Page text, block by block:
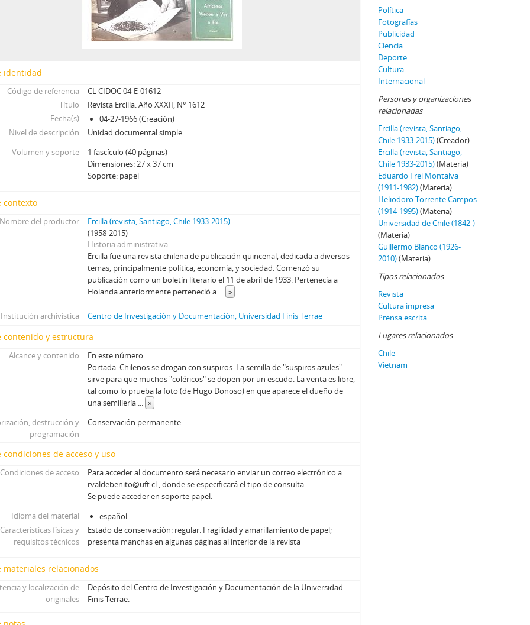
01638 - Revista Ercilla. Año XXXII, N° 1638
01639 - Revista Ercilla. Año XXXII, N° 1639
01640 - Revista Ercilla. Año XXXII, N° 1640
01643 - Revista Ercilla. Año XXXII, N° 1643
01644 - Revista Ercilla. Año XXXII, N° 1644
01645 - Revista Ercilla. Año XXXII, N° 1645
01646 - Revista Ercilla. Año XXXII, N° 1646
01647 - Revista Ercilla. Año XXXII, N° 1647
01648 - Revista Ercilla. Año XXXII, N° 1648
01649 - Revista Ercilla. Año XXXII, N° 1649
01650 - Revista Ercilla. Año XXXIII, N° 1650
01651 - Revista Ercilla. Año XXXIII, N° 1651
01652 - Revista Ercilla. Año XXXIII, N° 1652
01653 - Revista Ercilla. Año XXXIII, N° 1653
01654 - Revista Ercilla. Año XXXIII, N° 1654
01655 - Revista Ercilla. Año XXXIII, N° 1655
01656 - Revista Ercilla. Año XXXIII, N° 1656
01657 - Revista Ercilla. Año XXXIII, N° 1657
01659 - Revista Ercilla. Año XXXIII, N° 1659
01660 - Revista Ercilla. Año XXXIII, N° 1660
01662 - Revista Ercilla. Año XXXIII, N° 1662
01663 - Revista Ercilla. Año XXXIII, N° 1663
01664 - Revista Ercilla. Año XXXIII, N° 1664
01665 - Revista Ercilla. Año XXXIII, N° 1665
01666 - Revista Ercilla. Año XXXIII, N° 1666
01667 - Revista Ercilla. Año XXXIII, N° 1667
01669 - Revista Ercilla. Año XXXIII, N° 1669
01670 - Revista Ercilla. Año XXXIII, N° 1670
01671 - Revista Ercilla. Año XXXIII, N° 1671
01672 - Revista Ercilla. Año XXXIII, N° 1672
01674 - Revista Ercilla. Año XXXIII, N° 1674
01675 - Revista Ercilla. Año XXXIII, N° 1675
01676 - Revista Ercilla. Año XXXIII, N° 1676
01679 - Revista Ercilla. Año XXXIII, N° 1679
01680 - Revista Ercilla. Año XXXIII, N° 1680
identidad
Código de referencia
CL CIDOC 04-E-01612
Título
Revista Ercilla. Año XXXII, N° 1612
Fecha(s)
04-27-1966 (Creación)
Nivel de descripción
Unidad documental simple
Volumen y soporte
1 fascículo (40 páginas)
Dimensiones: 27 x 37 cm
Soporte: papel
contexto
Nombre del productor
Ercilla (revista, Santiago, Chile 1933-2015)
(1958-2015)
Historia administrativa
Ercilla fue una revista chilena de publicación quincenal, dedicada a diversos
temas, principalmente política, economía, y sociedad. Comenzó su
publicación como un boletín literario el 11 de abril de 1933. Pertenecía a
Holanda anteriormente perteneció a ... »
Institución archivística Centro de Investigación y Documentación, Universidad Finis Terrae
contenido y estructura
Alcance y contenido
En este número:
Portada: Chilenos se drogan con suspiros: La semilla de "suspiros azules"
sirve para que muchos "coléricos" se dopen por un escudo. La venta es libre,
tal como lo prueba la foto (de Hugo Donoso) en que aparece el dueño de
una semillería ... »
destrucción y
programación
Conservación permanente
condiciones de acceso y uso
Condiciones de acceso
Para acceder al documento será necesario enviar un correo electrónico a:
rvaldebenito@uft.cl , donde se especificará el tipo de consulta.
Se puede acceder en soporte papel.
Idioma del material
español
Características físicas y
requisitos técnicos
Estado de conservación: regular. Fragilidad y amarillamiento de papel;
presenta manchas en algunas páginas al interior de la revista
materiales relacionados
y localización de
originales
Depósito del Centro de Investigación y Documentación de la Universidad
Finis Terrae.
Política
Fotografías
Publicidad
Ciencia
Deporte
Cultura
Internacional
Personas y organizaciones
relacionadas
Ercilla (revista, Santiago,
Chile 1933-2015)(Creador)
Ercilla (revista, Santiago,
Chile 1933-2015)(Materia)
Eduardo Frei Montalva
(1911-1982)(Materia)
Heliodoro Torrente Campos
(1914-1995)(Materia)
Universidad de Chile (1842-)
(Materia)
Guillermo Blanco (1926-
2010)(Materia)
Tipos relacionados
Revista
Cultura impresa
Prensa escrita
Lugares relacionados
Chile
Vietnam